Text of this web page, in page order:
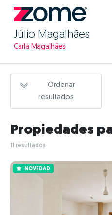
Júlio Magalhães
Carla Magalhães
Ordenar
resultados
Propiedades
11 resultados
NOVEDAD